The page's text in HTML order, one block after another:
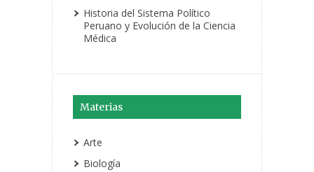
Historia del Sistema Político
Peruano y Evolución de la Ciencia
Médica
Materias
Arte
Biología